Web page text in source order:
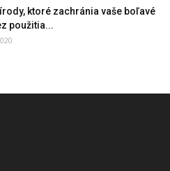
ktoré zachránia vaše boľavé
použitia...